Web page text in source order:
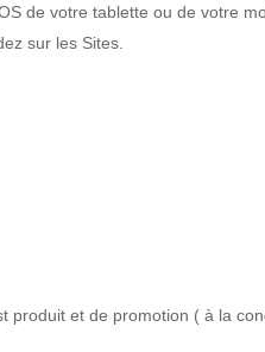
de votre tablette ou de votre
sur les Sites.
et de promotion ( à la